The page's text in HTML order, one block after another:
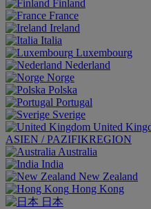
Finland
France
Ireland
Italia
Luxembourg
Nederland
Norge
Polska
Portugal
Sverige
United
ASIEN / PAZIFIKREGION
Australia
India
New Zealand
Hong Kong
日本